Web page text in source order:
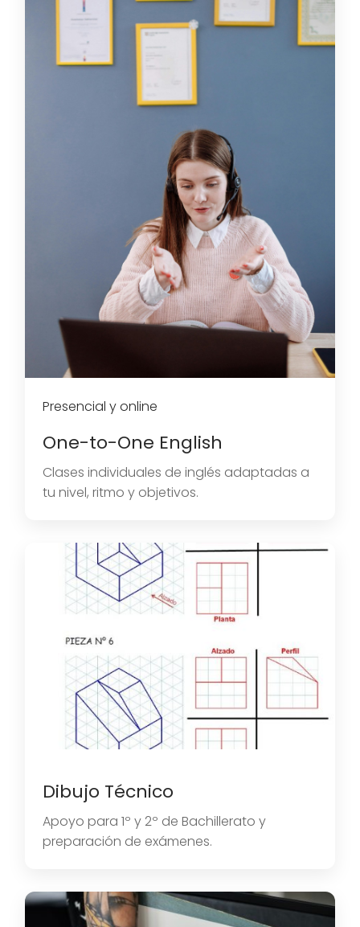
Presencial y online
One-to-One English
Clases individuales de inglés adaptadas a
tu nivel, ritmo y objetivos.
Dibujo Técnico
Apoyo para 1º y 2º de Bachillerato y
preparación de exámenes.